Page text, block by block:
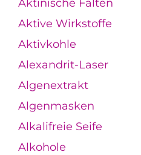
Aktinische Falten
Aktive Wirkstoffe
Aktivkohle
Alexandrit-Laser
Algenextrakt
Algenmasken
Alkalifreie Seife
Alkohole